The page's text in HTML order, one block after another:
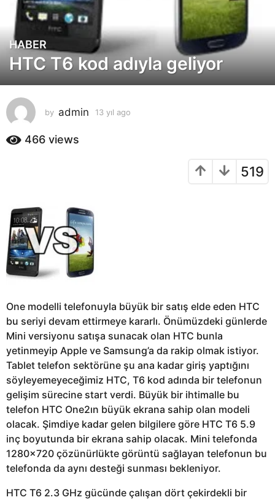
1
3
ı
l
a
g
o
l
a
g
o
HABER
HTC T6 kod adıyla geliyor
by admin 13 yıl ago
466 views
519
One modelli telefonuyla büyük bir satış elde eden HTC
bu seriyi devam ettirmeye kararlı. Önümüzdeki günlerde
Mini versiyonu satışa sunacak olan HTC bunla
yetinmeyip Apple ve Samsung’a da rakip olmak istiyor.
Tablet telefon sektörüne şu ana kadar giriş yaptığını
söyleyemeyeceğimiz HTC, T6 kod adında bir telefonun
gelişim sürecine start verdi. Büyük bir ihtimalle bu
telefon HTC One2ın büyük ekrana sahip olan modeli
olacak. Şimdiye kadar gelen bilgilere göre HTC T6 5.9
inç boyutunda bir ekrana sahip olacak. Mini telefonda
1280×720 çözünürlükte görüntü sağlayan telefonun bu
telefonda da aynı desteği sunması bekleniyor.
HTC T6 2.3 GHz gücünde çalışan dört çekirdekli bir